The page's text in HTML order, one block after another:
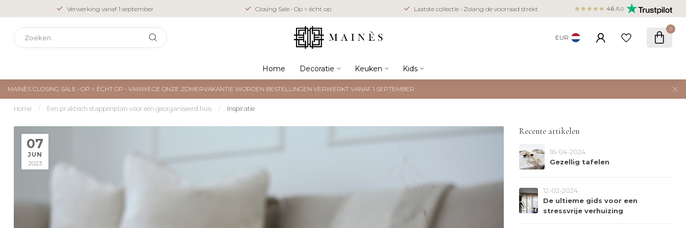
Closing Sale • Op = écht op Laatste collectie • Zolang de voorraad strekt Veilig betalen met iDEAL, Bancontact, Klarna &
creditcard 4.6 /5.0
EUR
0
Home Decoratie Keuken Kids
MAINÈS CLOSING SALE • OP = ÉCHT OP • VANWEGE ONZE ZOMERVAKANTIE WORDEN BESTELLINGEN VERWERKT VANAF 1 SEPTEMBER
Home / Een praktisch stappenplan voor een georganiseerd huis / Inspiratie
07
JUN
2023
Recente artikelen
16-04-2024
Gezellig tafelen
12-02-2024
De ultieme gids voor een
stressvrije verhuizing